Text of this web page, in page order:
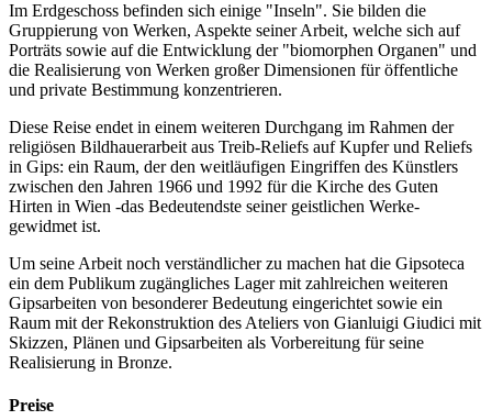
Im Erdgeschoss befinden sich einige "Inseln". Sie bilden die
Gruppierung von Werken, Aspekte seiner Arbeit, welche sich auf
Porträts sowie auf die Entwicklung der "biomorphen Organen" und
die Realisierung von Werken großer Dimensionen für öffentliche
und private Bestimmung konzentrieren.
Diese Reise endet in einem weiteren Durchgang im Rahmen der
religiösen Bildhauerarbeit aus Treib-Reliefs auf Kupfer und Reliefs
in Gips: ein Raum, der den weitläufigen Eingriffen des Künstlers
zwischen den Jahren 1966 und 1992 für die Kirche des Guten
Hirten in Wien -das Bedeutendste seiner geistlichen Werke-
gewidmet ist.
Um seine Arbeit noch verständlicher zu machen hat die Gipsoteca
ein dem Publikum zugängliches Lager mit zahlreichen weiteren
Gipsarbeiten von besonderer Bedeutung eingerichtet sowie ein
Raum mit der Rekonstruktion des Ateliers von Gianluigi Giudici mit
Skizzen, Plänen und Gipsarbeiten als Vorbereitung für seine
Realisierung in Bronze.
Preise